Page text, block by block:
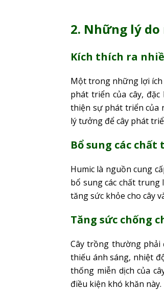
2. Những lý
Kích thích ra
Một trong những lợi ích
phát triển của cây,
thiện sự phát triển của
lý tưởng để cây phát
Bổ sung các
Humic là nguồn cung
bổ sung các chất
tăng sức khỏe cho cây
Tăng sức chống
Cây trồng thường phải
thiếu ánh sáng, nhiệt
thống miễn dịch của
điều kiện khó khăn này.